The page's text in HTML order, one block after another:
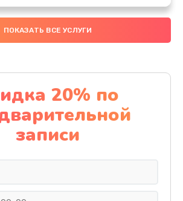
микросхемы Wi-Fi
1100 руб.
Ремонт антенны
880 руб.
Заказать
ПОКАЗАТЬ ВСЕ УСЛУГИ
20% по
записи